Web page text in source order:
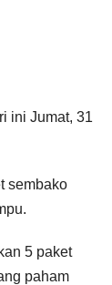
ini Jumat, 31
sembako
5 paket
paham